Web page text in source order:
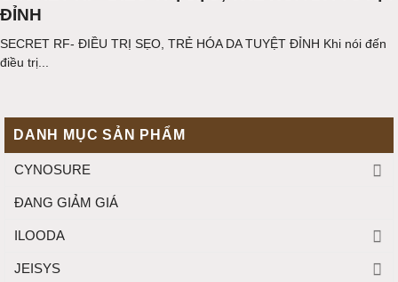
ĐỈNH
SECRET RF- ĐIỀU TRỊ SẸO, TRẺ HÓA DA TUYỆT ĐỈNH Khi nói đến
điều trị...
DANH MỤC SẢN PHẨM
CYNOSURE
ĐANG GIẢM GIÁ
ILOODA
JEISYS